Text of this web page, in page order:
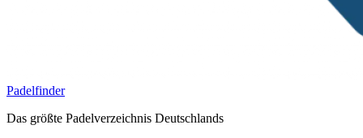
Padelfinder
Das größte Padelverzeichnis Deutschlands